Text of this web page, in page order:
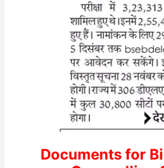
Documents for